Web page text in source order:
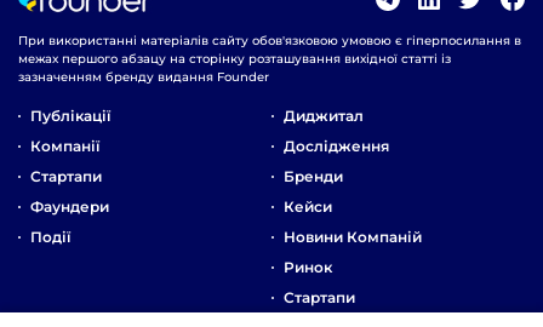
При використанні матеріалів сайту обов'язковою умовою є гіперпосилання в
межах першого абзацу на сторінку розташування вихідної статті із
зазначенням бренду видання Founder
Публікації
Компанії
Стартапи
Фаундери
Події
Диджитал
Дослідження
Бренди
Кейси
Новини Компаній
Ринок
Стартапи